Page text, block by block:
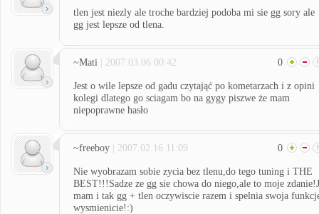
tlen jest niezly ale troche bardziej podoba mi sie gg sory ale
gg jest lepsze od tlena.
~Mati | 2007.03.06 00:42 0
Jest o wile lepsze od gadu czytająć po kometarzach i z opini
kolegi dlatego go sciagam bo na gygy piszwe że mam
niepoprawne hasło
~freeboy | 2007.02.16 11:09 0
Nie wyobrazam sobie zycia bez tlenu,do tego tuning i THE
BEST!!!Sadze ze gg sie chowa do niego,ale to moje
mam i tak gg + tlen oczywiscie razem i spelnia swoja
wysmienicie!:)